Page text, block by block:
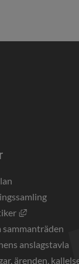
i nytt fönster.
Länk till
sammanträden
anslagstavla
ärenden,